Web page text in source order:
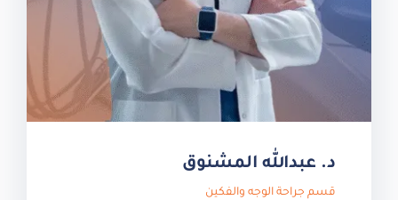
د. عبدالله المشنوق
قسم جراحة الوجه والفكين